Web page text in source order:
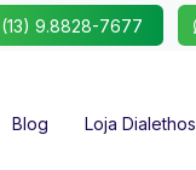
(13) 9.8828-7677
Blog
Loja Dialethos